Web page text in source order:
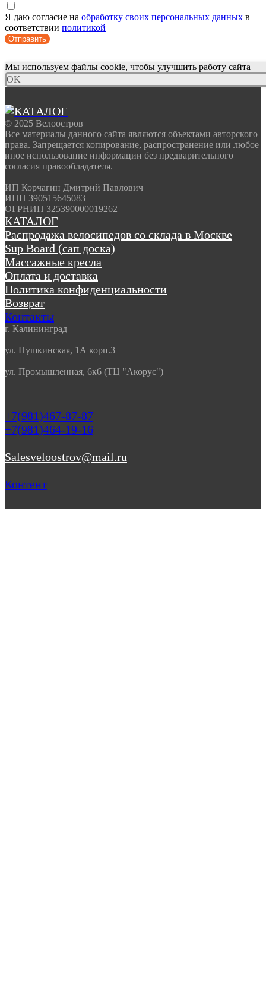
Я даю согласие на обработку своих персональных данных в
соответствии политикой
Отправить
Мы используем файлы cookie, чтобы улучшить работу сайта
OK
© 2025 Велоостров
Все материалы данного сайта являются объектами авторского
права. Запрещается копирование, распространение или любое
иное использование информации без предварительного
согласия правообладателя.
ИП Корчагин Дмитрий Павлович
ИНН 390515645083
ОГРНИП 325390000019262
КАТАЛОГ
Распродажа велосипедов со склада в Москве
Sup Board (сап доска)
Массажные кресла
Оплата и доставка
Политика конфиденциальности
Возврат
Контакты
г. Калининград
ул. Пушкинская, 1А корп.3
ул. Промышленная, 6к6 (ТЦ "Акорус")
+7(981)467-87-87
+7(981)464-19-16
Salesveloostrov@mail.ru
Контент